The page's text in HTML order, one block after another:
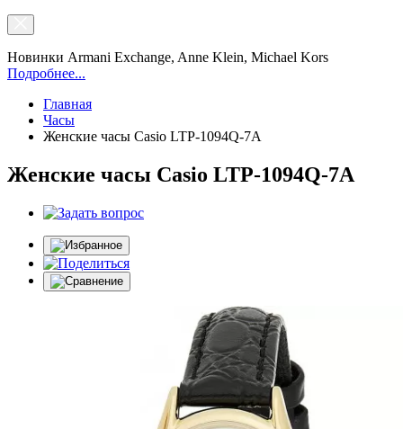
Новинки Armani Exchange, Anne Klein, Michael Kors
Подробнее...
Главная
Часы
Женские часы Casio LTP-1094Q-7A
Женские часы Casio LTP-1094Q-7A